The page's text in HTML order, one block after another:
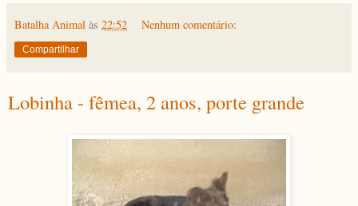
Batalha Animal às 22:52 Nenhum comentário:
Compartilhar
Lobinha - fêmea, 2 anos, porte grande